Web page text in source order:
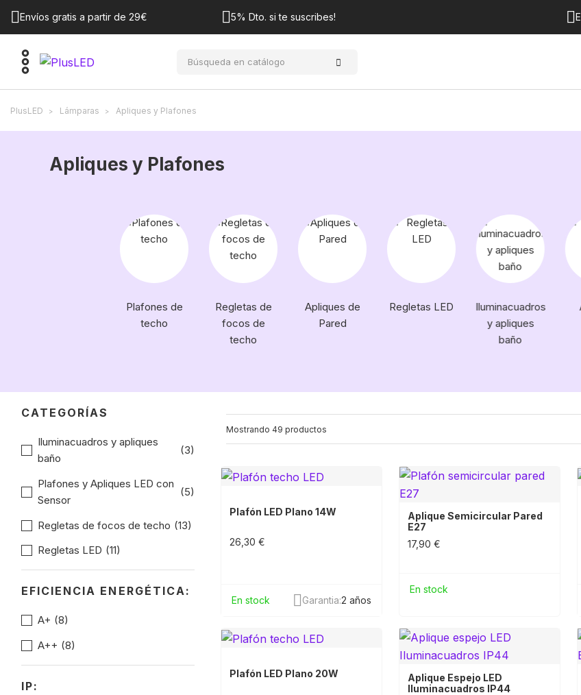
Envíos gratis a partir de 29€ 5% Dto. si te suscribes!
PlusLED Lámparas Apliques y Plafones
Apliques y Plafones
Plafones de
techo
Regletas de
focos de
techo
Apliques de
Pared
Regletas LED
Iluminacuadros
y apliques
baño
CATEGORÍAS
Iluminacuadros y apliques
baño
(3)
Plafones y Apliques LED con
Sensor
(5)
Regletas de focos de techo (13)
Regletas LED (11)
EFICIENCIA ENERGÉTICA:
A+ (8)
A++ (8)
IP:
Mostrando 49 productos
Plafón LED Plano 14W
26,30 €
En stock Garantia:2 años
Aplique Semicircular Pared
E27
17,90 €
En stock
Plafón LED Plano 20W
Aplique Espejo LED
Iluminacuadros IP44